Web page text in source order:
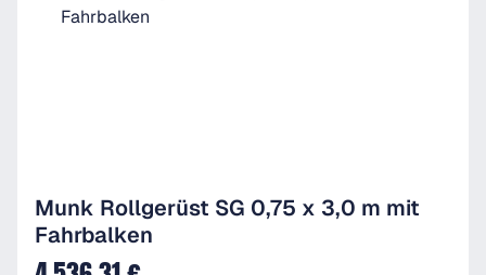
Munk Rollgerüst SG 0,75 x 3,0 m mit
Fahrbalken